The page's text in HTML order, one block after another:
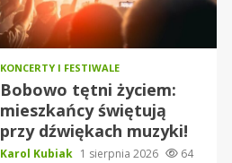
KONCERTY I FESTIWALE
Bobowo tętni życiem:
mieszkańcy świętują
przy dźwiękach muzyki!
Karol Kubiak 1 sierpnia 2026 64